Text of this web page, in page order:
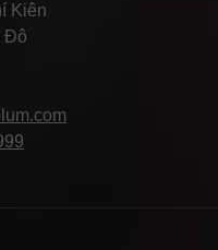
Kiên
Đô